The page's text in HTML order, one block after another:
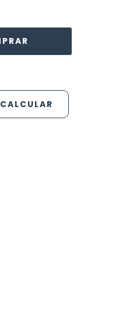
CALCULAR